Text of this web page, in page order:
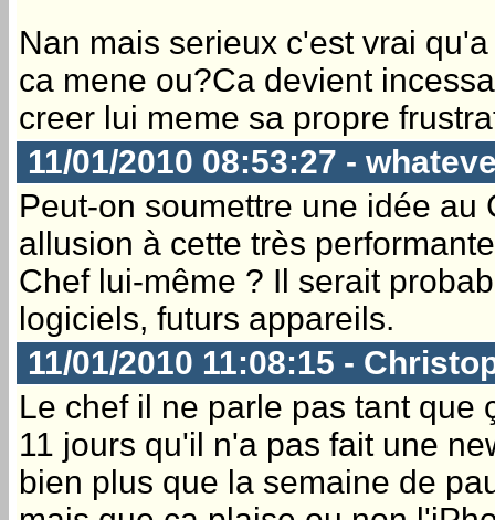
Nan mais serieux c'est vrai
ca mene ou?Ca devient
creer lui meme sa propre
11/01/2010 08:53:27 -
Peut-on soumettre une idée
allusion à cette très
Chef lui-même ? Il serait
logiciels, futurs appareils.
11/01/2010 11:08:15 -
Le chef il ne parle pas tant que
11 jours qu'il n'a pas fait une
bien plus que la semaine de